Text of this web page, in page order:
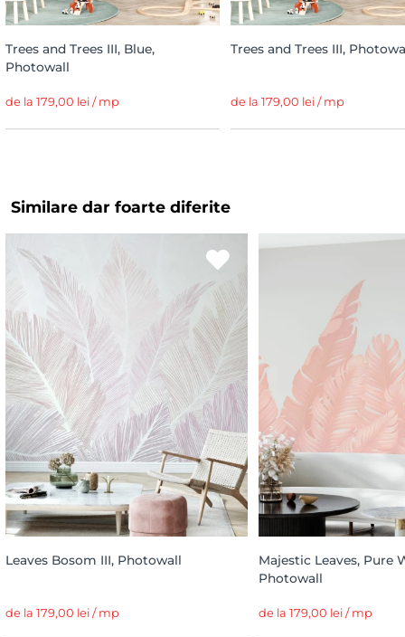
Trees and Trees III, Blue,
Photowall
de la 179,00 lei / mp
Trees and Trees III,
de la 179,00 lei / mp
Similare dar foarte diferite
Leaves Bosom III, Photowall
de la 179,00 lei / mp
Majestic Leaves, Pure
Photowall
de la 179,00 lei / mp